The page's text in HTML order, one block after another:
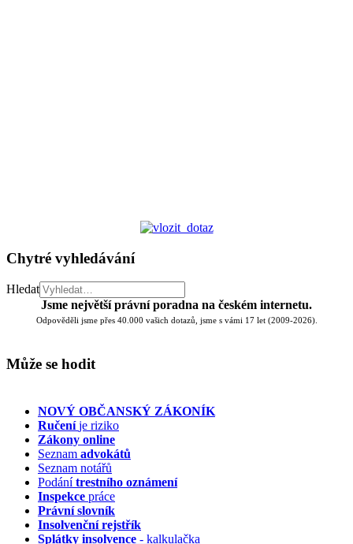
Chytré vyhledávání
Hledat
Jsme největší právní poradna na českém internetu.
Odpověděli jsme přes 40.000 vašich dotazů, jsme s vámi 17 let (2009-2026).
Může se hodit
NOVÝ OBČANSKÝ ZÁKONÍK
Ručeníje riziko
Zákony online
Seznam advokátů
Seznam notářů
Podánítrestního oznámení
Inspekce práce
Právní slovník
Insolvenčnírejstřík
Splátky insolvence - kalkulačka